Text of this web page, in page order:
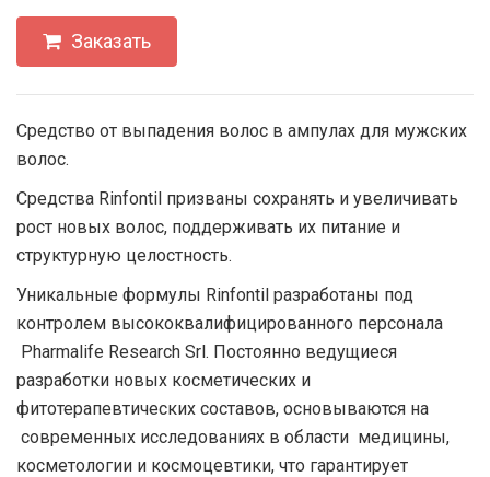
Заказать
Средство от выпадения волос в ампулах для мужских
волос.
Средства Rinfontil призваны сохранять и увеличивать
рост новых волос, поддерживать их питание и
структурную целостность.
Уникальные формулы Rinfontil разработаны под
контролем высококвалифицированного персонала
Pharmalife Research Srl. Постоянно ведущиеся
разработки новых косметических и
фитотерапевтических составов, основываются на
современных исследованиях в области медицины,
косметологии и космоцевтики, что гарантирует